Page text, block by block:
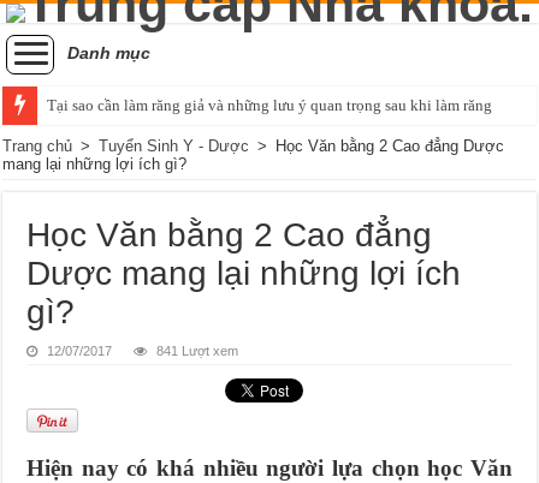
Danh mục
Tại sao cần làm răng giả và những lưu ý quan trọng sau khi làm răng
Trang chủ > Tuyển Sinh Y - Dược >
Học Văn bằng 2 Cao đẳng Dược
mang lại những lợi ích gì?
Học Văn bằng 2 Cao đẳng
Dược mang lại những lợi ích
gì?
12/07/2017 841 Lượt xem
Hiện nay có khá nhiều người lựa chọn học Văn